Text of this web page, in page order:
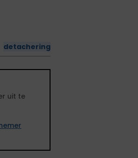
detachering
uit te